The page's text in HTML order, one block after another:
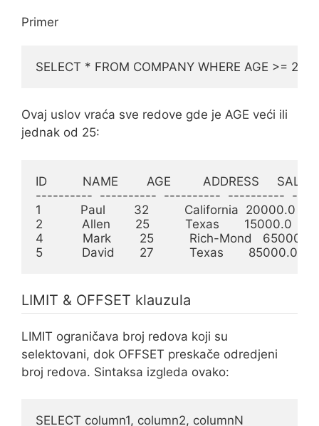
Primer
SELECT * FROM COMPANY WHERE AGE >= 25;
Ovaj uslov vraća sve redove gde je AGE veći ili
jednak od 25:
ID          NAME        AGE         ADDRESS
----------  ----------  ----------  ----------
1           Paul        32          California  20000.0
2           Allen       25          Texas       15000.0
4           Mark        25          Rich-Mond   65000.0
5           David       27          Texas       85000.0
LIMIT & OFFSET klauzula
LIMIT ograničava broj redova koji su
selektovani, dok OFFSET preskače odredjeni
broj redova. Sintaksa izgleda ovako:
SELECT column1, column2, columnN